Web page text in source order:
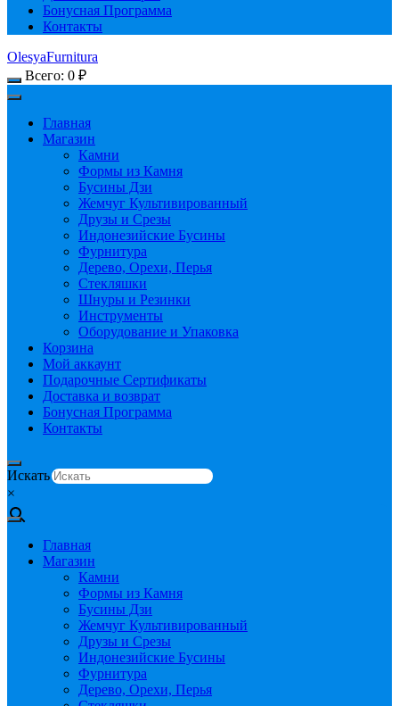
Бонусная Программа
Контакты
OlesyaFurnitura
Всего: 0 ₽
Главная
Магазин
Камни
Формы из Камня
Бусины Дзи
Жемчуг Культивированный
Друзы и Срезы
Индонезийские Бусины
Фурнитура
Дерево, Орехи, Перья
Стекляшки
Шнуры и Резинки
Инструменты
Оборудование и Упаковка
Корзина
Мой аккаунт
Подарочные Сертификаты
Доставка и возврат
Бонусная Программа
Контакты
Искать
×
Главная
Магазин
Камни
Формы из Камня
Бусины Дзи
Жемчуг Культивированный
Друзы и Срезы
Индонезийские Бусины
Фурнитура
Дерево, Орехи, Перья